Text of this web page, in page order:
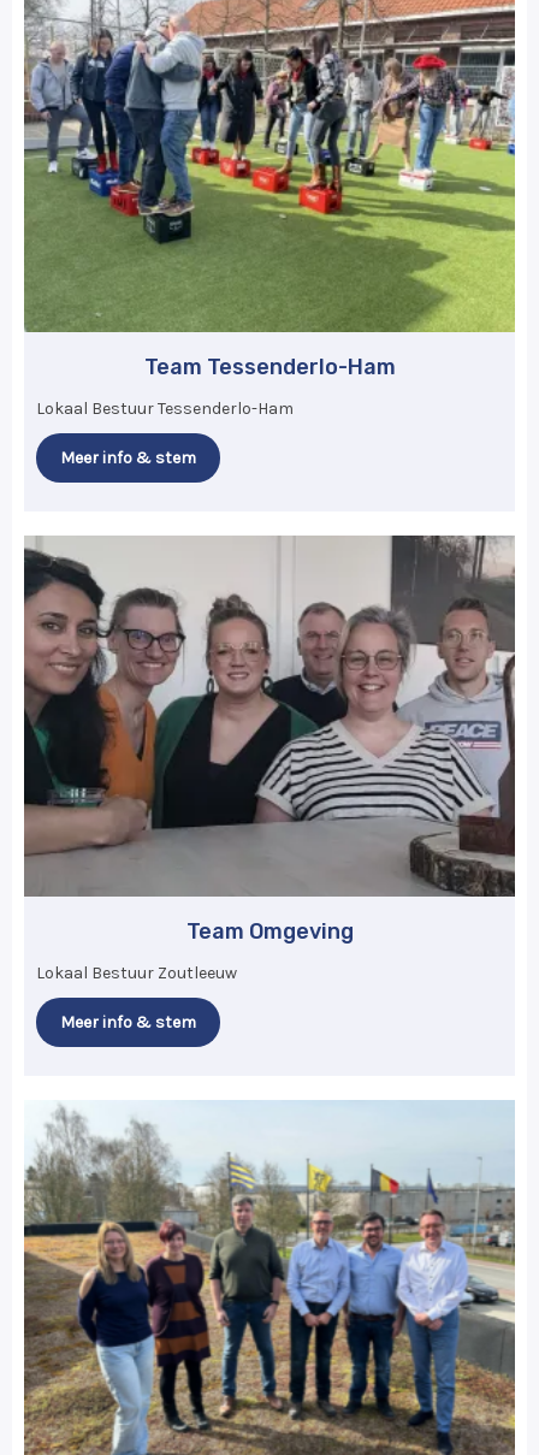
Team Tessenderlo-Ham
Lokaal Bestuur Tessenderlo-Ham
Meer info & stem
Team Omgeving
Lokaal Bestuur Zoutleeuw
Meer info & stem